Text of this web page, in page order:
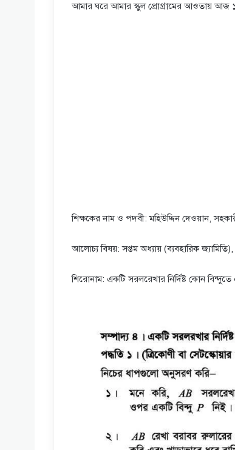
আমার ঘরে আমার স্কুল প্রোগ্রামের আওতায় আজ ১৩
শিক্ষকের নাম ও পদবী: মহিউদ্দিন দেওয়ান,
আলোচ্য বিষয়: সপ্তম অধ্যায় (ব্যবহারিক
শিরোনাম: একটি সরলরেখার নির্দিষ্ট কোন